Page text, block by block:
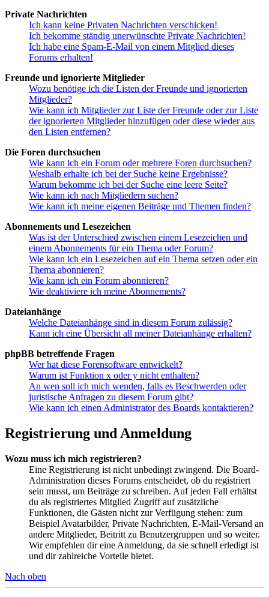
Private Nachrichten
Ich kann keine Privaten Nachrichten verschicken!
Ich bekomme ständig unerwünschte Private Nachrichten!
Ich habe eine Spam-E-Mail von einem Mitglied dieses
Forums erhalten!
Freunde und ignorierte Mitglieder
Wozu benötige ich die Listen der Freunde und ignorierten
Mitglieder?
Wie kann ich Mitglieder zur Liste der Freunde oder zur Liste
der ignorierten Mitglieder hinzufügen oder diese wieder aus
den Listen entfernen?
Die Foren durchsuchen
Wie kann ich ein Forum oder mehrere Foren durchsuchen?
Weshalb erhalte ich bei der Suche keine Ergebnisse?
Warum bekomme ich bei der Suche eine leere Seite?
Wie kann ich nach Mitgliedern suchen?
Wie kann ich meine eigenen Beiträge und Themen finden?
Abonnements und Lesezeichen
Was ist der Unterschied zwischen einem Lesezeichen und
einem Abonnements für ein Thema oder Forum?
Wie kann ich ein Lesezeichen auf ein Thema setzen oder ein
Thema abonnieren?
Wie kann ich ein Forum abonnieren?
Wie deaktiviere ich meine Abonnements?
Dateianhänge
Welche Dateianhänge sind in diesem Forum zulässig?
Kann ich eine Übersicht all meiner Dateianhänge erhalten?
phpBB betreffende Fragen
Wer hat diese Forensoftware entwickelt?
Warum ist Funktion x oder y nicht enthalten?
An wen soll ich mich wenden, falls es Beschwerden oder
juristische Anfragen zu diesem Forum gibt?
Wie kann ich einen Administrator des Boards kontaktieren?
Registrierung und Anmeldung
Wozu muss ich mich registrieren?
Eine Registrierung ist nicht unbedingt zwingend. Die Board-
Administration dieses Forums entscheidet, ob du registriert
sein musst, um Beiträge zu schreiben. Auf jeden Fall erhältst
du als registriertes Mitglied Zugriff auf zusätzliche
Funktionen, die Gästen nicht zur Verfügung stehen: zum
Beispiel Avatarbilder, Private Nachrichten, E-Mail-Versand an
andere Mitglieder, Beitritt zu Benutzergruppen und so weiter.
Wir empfehlen dir eine Anmeldung, da sie schnell erledigt ist
und dir zahlreiche Vorteile bietet.
Nach oben